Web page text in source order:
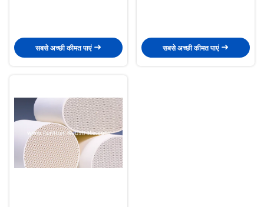
सबसे अच्छी कीमत पाएं सबसे अच्छी कीमत पाएं